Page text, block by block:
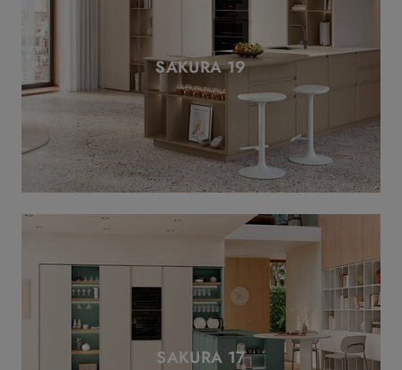
SAKURA 19
SAKURA 17